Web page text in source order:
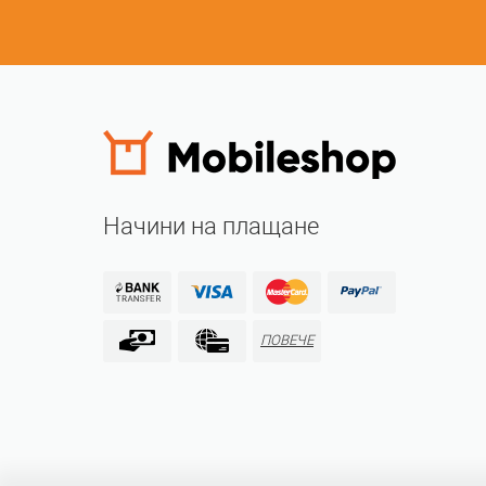
Начини на плащане
ПОВЕЧЕ